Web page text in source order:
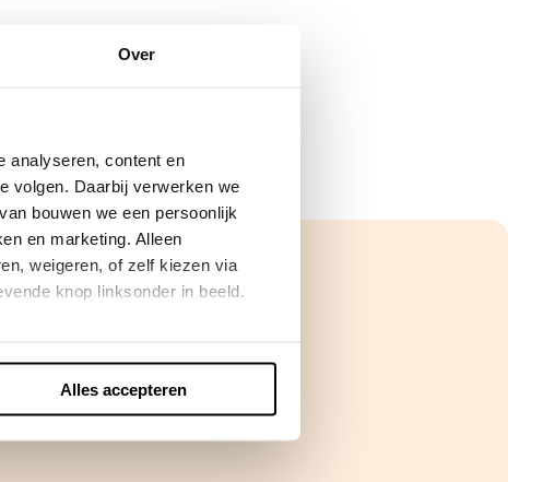
Over
analyseren, content en
volgen. Daarbij verwerken we
bouwen we een persoonlijk
en marketing. Alleen
weigeren, of zelf kiezen via
knop linksonder in beeld.
Alles accepteren